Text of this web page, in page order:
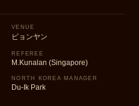
VENUE
ピョンヤン
REFEREE
M.Kunalan (Singapore)
NORTH KOREA MANAGER
Du-Ik Park